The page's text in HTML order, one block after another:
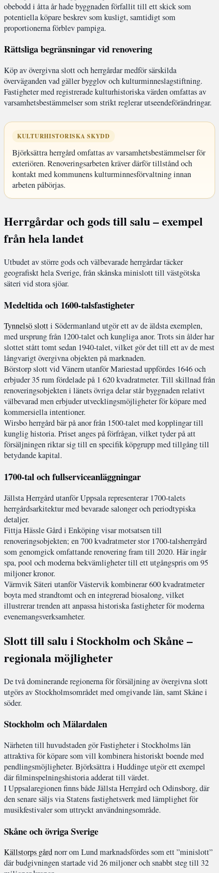
obebodd i åtta år hade byggnaden förfallit till ett skick som
potentiella köpare beskrev som kusligt, samtidigt som
proportionerna förblev pampiga.
Rättsliga begränsningar vid renovering
Köp av övergivna slott och herrgårdar medför särskilda
överväganden vad gäller bygglov och kulturminneslagstiftning.
Fastigheter med registrerade kulturhistoriska värden omfattas av
varsamhetsbestämmelser som strikt reglerar utseendeförändringar.
KULTURHISTORISKA SKYDD
Björksättra herrgård omfattas av varsamhetsbestämmelser för
exteriören. Renoveringsarbeten kräver därför tillstånd och
kontakt med kommunens kulturminnesförvaltning innan
arbeten påbörjas.
Herrgårdar och gods till salu – exempel
från hela landet
Utbudet av större gods och välbevarade herrgårdar täcker
geografiskt hela Sverige, från skånska minislott till västgötska
säteri vid stora sjöar.
Medeltida och 1600-talsfastigheter
Tynnelsö slotti Södermanland utgör ett av de äldsta exemplen,
med ursprung från 1200-talet och kungliga anor. Trots sin ålder har
slottet stått tomt sedan 1940-talet, vilket gör det till ett av de mest
långvarigt övergivna objekten på marknaden.
Börstorp slott vid Vänern utanför Mariestad uppfördes 1646 och
erbjuder 35 rum fördelade på 1 620 kvadratmeter. Till skillnad från
renoveringsobjekten i länets övriga delar står byggnaden relativt
välbevarad men erbjuder utvecklingsmöjligheter för köpare med
kommersiella intentioner.
Wirsbo herrgård bär på anor från 1500-talet med kopplingar till
kunglig historia. Priset anges på förfrågan, vilket tyder på att
försäljningen riktar sig till en specifik köpgrupp med tillgång till
betydande kapital.
1700-tal och fullserviceanläggningar
Jällsta Herrgård utanför Uppsala representerar 1700-talets
herrgårdsarkitektur med bevarade salonger och periodtypiska
detaljer.
Fittja Hässle Gård i Enköping visar motsatsen till
renoveringsobjekten; en 700 kvadratmeter stor 1700-talsherrgård
som genomgick omfattande renovering fram till 2020. Här ingår
spa, pool och moderna bekvämligheter till ett utgångspris om 95
miljoner kronor.
Värmvik Säteri utanför Västervik kombinerar 600 kvadratmeter
boyta med strandtomt och en integrerad biosalong, vilket
illustrerar trenden att anpassa historiska fastigheter för moderna
evenemangsverksamheter.
Slott till salu i Stockholm och Skåne –
regionala möjligheter
De två dominerande regionerna för försäljning av övergivna slott
utgörs av Stockholmsområdet med omgivande län, samt Skåne i
söder.
Stockholm och Mälardalen
Närheten till huvudstaden gör Fastigheter i Stockholms län
attraktiva för köpare som vill kombinera historiskt boende med
pendlingsmöjligheter. Björksättra i Huddinge utgör ett exempel
där filminspelningshistoria adderat till värdet.
I Uppsalaregionen finns både Jällsta Herrgård och Odinsborg, där
den senare säljs via Statens fastighetsverk med lämplighet för
musikfestivaler som uttryckt användningsområde.
Skåne och övriga Sverige
Källstorps gårdnorr om Lund marknadsfördes som ett ”minislott”
där budgivningen startade vid 26 miljoner och snabbt steg till 32